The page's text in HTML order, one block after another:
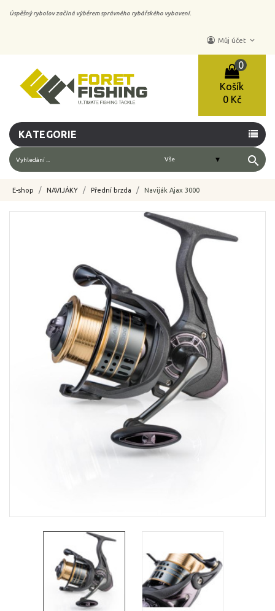
Úspěšný rybolov začíná výběrem správného rybářského vybavení.
Můj účet keyboard_arrow_down
Košík
0
0 Kč
KATEGORIE
search
E-shop NAVIJÁKY Přední brzda Naviják Ajax 3000